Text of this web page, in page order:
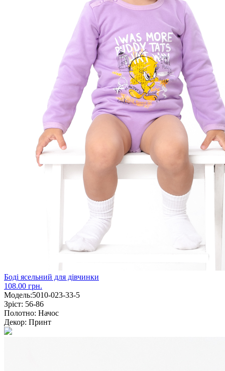
Боді ясельний для дівчинки
108.00 грн.
Модель:5010-023-33-5
Зріст: 56-86
Полотно: Начос
Декор: Принт